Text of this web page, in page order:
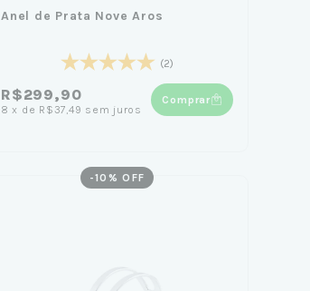
Anel de Prata Nove Aros
(2)
R$299,90
8 x de R$37,49 sem juros
Comprar
-10 % OFF